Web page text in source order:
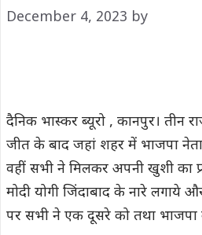
December 4, 2023 by
दैनिक भास्कर ब्यूरो , कानपुर। तीन
जीत के बाद जहां शहर में भाजपा नेता
वहीं सभी ने मिलकर अपनी खुशी का
मोदी योगी जिंदाबाद के नारे
पर सभी ने एक दूसरे को तथा